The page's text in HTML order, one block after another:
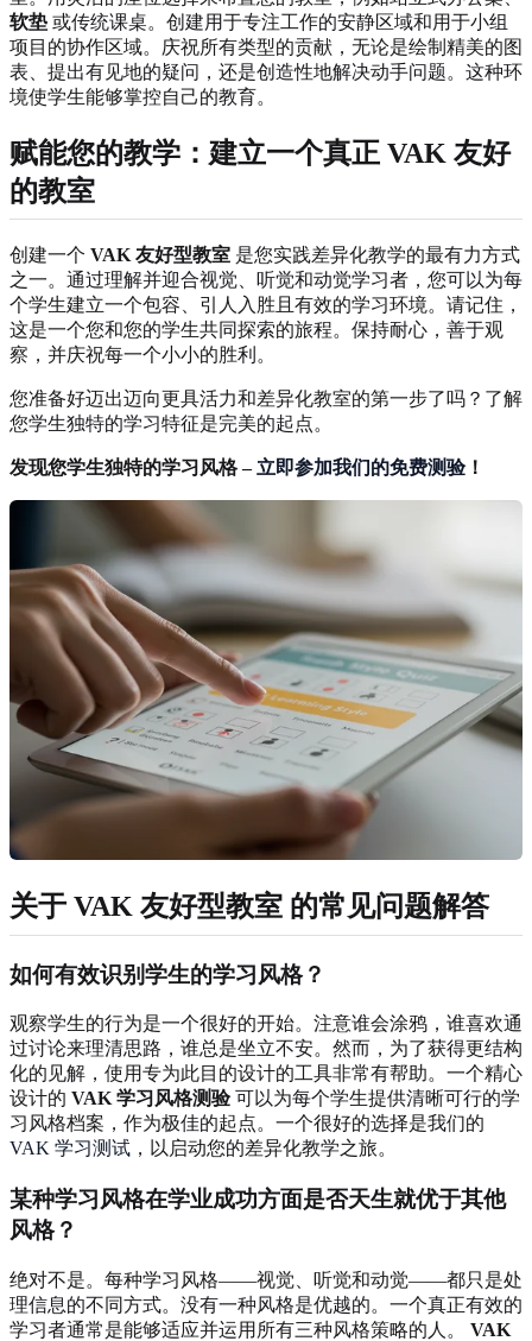
软垫 或传统课桌。创建用于专注工作的安静区域和用于小组
项目的协作区域。庆祝所有类型的贡献，无论是绘制精美的图
表、提出有见地的疑问，还是创造性地解决动手问题。这种环
境使学生能够掌控自己的教育。
赋能您的教学：建立一个真正 VAK 友好
的教室
创建一个 VAK 友好型教室 是您实践差异化教学的最有力方式
之一。通过理解并迎合视觉、听觉和动觉学习者，您可以为每
个学生建立一个包容、引人入胜且有效的学习环境。请记住，
这是一个您和您的学生共同探索的旅程。保持耐心，善于观
察，并庆祝每一个小小的胜利。
您准备好迈出迈向更具活力和差异化教室的第一步了吗？了解
您学生独特的学习特征是完美的起点。
发现您学生独特的学习风格 – 立即参加我们的免费测验！
关于 VAK 友好型教室 的常见问题解答
如何有效识别学生的学习风格？
观察学生的行为是一个很好的开始。注意谁会涂鸦，谁喜欢通
过讨论来理清思路，谁总是坐立不安。然而，为了获得更结构
化的见解，使用专为此目的设计的工具非常有帮助。一个精心
设计的 VAK 学习风格测验可以为每个学生提供清晰可行的学
习风格档案，作为极佳的起点。一个很好的选择是我们的
VAK 学习测试 ，以启动您的差异化教学之旅。
某种学习风格在学业成功方面是否天生就优于其他
风格？
绝对不是。每种学习风格——视觉、听觉和动觉——都只是处
理信息的不同方式。没有一种风格是优越的。一个真正有效的
学习者通常是能够适应并运用所有三种风格策略的人。 VAK